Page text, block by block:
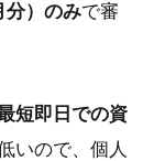
分）のみで審
短即日での資
いので、個人